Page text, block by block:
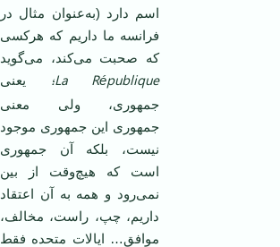
اسم دارد (به‌عنوان مثال در
فرانسه ما داریم که هرکسی
که صحبت می‌کند، می‌گوید
La République؛ یعنی
جمهوری، ولی معنی
جمهوری این جمهوری موجود
نیست، بلکه آن جمهوری
است که هیچ‌وقت از بین
نمی‌رود و همه به آن اعتقاد
داریم، چپ، راست، مخالف،
موافق… ایالات متحده فقط